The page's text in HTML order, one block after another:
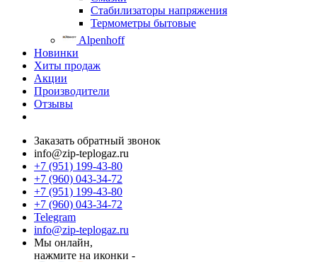
Стабилизаторы напряжения
Термометры бытовые
Alpenhoff
Новинки
Хиты продаж
Акции
Производители
Отзывы
Заказать обратный звонок
info@zip-teplogaz.ru
+7 (951) 199-43-80
+7 (960) 043-34-72
+7 (951) 199-43-80
+7 (960) 043-34-72
Telegram
info@zip-teplogaz.ru
Мы онлайн,
нажмите на иконки -